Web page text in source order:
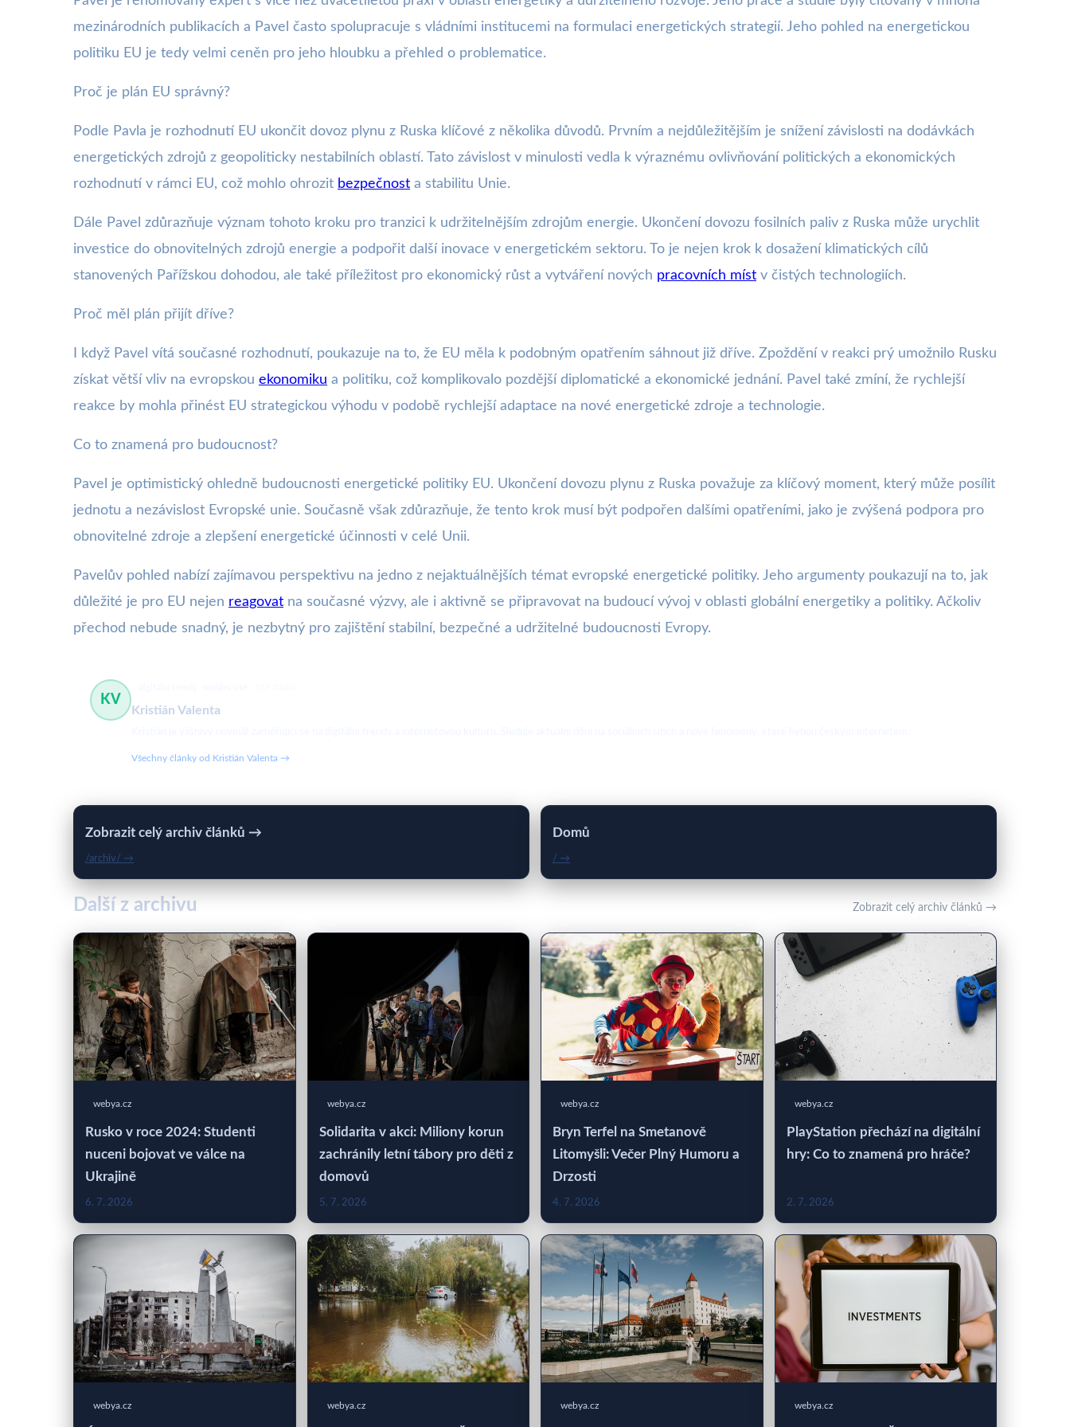
mezinárodních publikacích a Pavel často spolupracuje s vládními institucemi na formulaci energetických strategií. Jeho pohled na energetickou
politiku EU je tedy velmi ceněn pro jeho hloubku a přehled o problematice.
Proč je plán EU správný?
Podle Pavla je rozhodnutí EU ukončit dovoz plynu z Ruska klíčové z několika důvodů. Prvním a nejdůležitějším je snížení závislosti na dodávkách
energetických zdrojů z geopoliticky nestabilních oblastí. Tato závislost v minulosti vedla k výraznému ovlivňování politických a ekonomických
rozhodnutí v rámci EU, což mohlo ohrozit bezpečnost a stabilitu Unie.
Dále Pavel zdůrazňuje význam tohoto kroku pro tranzici k udržitelnějším zdrojům energie. Ukončení dovozu fosilních paliv z Ruska může urychlit
investice do obnovitelných zdrojů energie a podpořit další inovace v energetickém sektoru. To je nejen krok k dosažení klimatických cílů
stanovených Pařížskou dohodou, ale také příležitost pro ekonomický růst a vytváření nových pracovních míst v čistých technologiích.
Proč měl plán přijít dříve?
I když Pavel vítá současné rozhodnutí, poukazuje na to, že EU měla k podobným opatřením sáhnout již dříve. Zpoždění v reakci prý umožnilo Rusku
získat větší vliv na evropskou ekonomiku a politiku, což komplikovalo pozdější diplomatické a ekonomické jednání. Pavel také zmíní, že rychlejší
reakce by mohla přinést EU strategickou výhodu v podobě rychlejší adaptace na nové energetické zdroje a technologie.
Co to znamená pro budoucnost?
Pavel je optimistický ohledně budoucnosti energetické politiky EU. Ukončení dovozu plynu z Ruska považuje za klíčový moment, který může posílit
jednotu a nezávislost Evropské unie. Současně však zdůrazňuje, že tento krok musí být podpořen dalšími opatřeními, jako je zvýšená podpora pro
obnovitelné zdroje a zlepšení energetické účinnosti v celé Unii.
Pavelův pohled nabízí zajímavou perspektivu na jedno z nejaktuálnějších témat evropské energetické politiky. Jeho argumenty poukazují na to, jak
důležité je pro EU nejen reagovat na současné výzvy, ale i aktivně se připravovat na budoucí vývoj v oblasti globální energetiky a politiky. Ačkoliv
přechod nebude snadný, je nezbytný pro zajištění stabilní, bezpečné a udržitelné budoucnosti Evropy.
KV
Kristián Valenta
Všechny články od Kristián Valenta →
Zobrazit celý archiv článků →
/archiv/ →
Domů
/ →
Další z archivu Zobrazit celý archiv článků →
webya.cz
Rusko v roce 2024: Studenti
nuceni bojovat ve válce na
Ukrajině
6. 7. 2026
webya.cz
Solidarita v akci: Miliony korun
zachránily letní tábory pro děti z
domovů
5. 7. 2026
webya.cz
Bryn Terfel na Smetanově
Litomyšli: Večer Plný Humoru a
Drzosti
4. 7. 2026
webya.cz
PlayStation přechází na digitální
hry: Co to znamená pro hráče?
2. 7. 2026
webya.cz webya.cz webya.cz webya.cz